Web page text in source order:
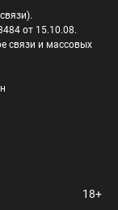
от 15.10.08.
связи и массовых
18+